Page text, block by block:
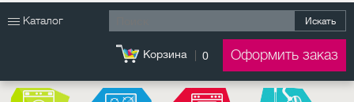
Каталог Искать
Корзина 0 Оформить заказ